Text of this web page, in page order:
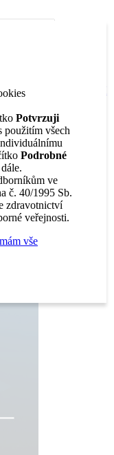
JOBS
Potvrzuji
použitím všech
Podrobné
ve
č. 40/1995 Sb.
zdravotnictví
veřejnosti.
vše